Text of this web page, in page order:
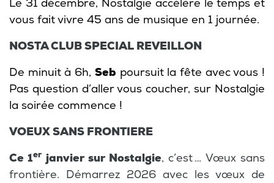
Le 31 décembre, Nostalgie accélère le temps et
vous fait vivre 45 ans de musique en 1 journée.
NOSTA CLUB SPECIAL REVEILLON
De minuit à 6h, Seb poursuit la fête avec vous !
Pas question d’aller vous coucher, sur Nostalgie
la soirée commence !
VOEUX SANS FRONTIERE
Ce 1erjanvier sur Nostalgie, c’est … Vœux sans
frontière. Démarrez 2026 avec les vœux de